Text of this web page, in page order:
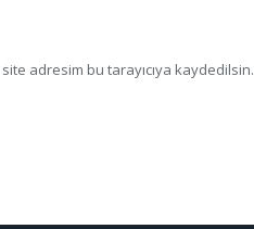
adresim bu tarayıcıya kaydedilsin.